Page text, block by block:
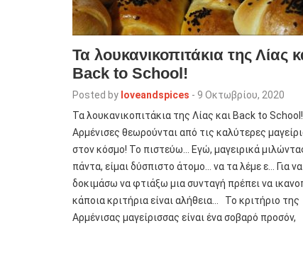
Τα λουκανικοπιτάκια της Λίας
Back to School!
Posted by loveandspices - 9 Οκτωβρίου, 2020
Τα λουκανικοπιτάκια της Λίας και Back to
Αρμένισες θεωρούνται από τις καλύτερες
στον κόσμο! Το πιστεύω… Εγώ, μαγειρικά
πάντα, είμαι δύσπιστο άτομο… να τα λέμε ε… Για να
δοκιμάσω να φτιάξω μια συνταγή πρέπει να
κάποια κριτήρια είναι αλήθεια… Το κριτήριο της
Αρμένισας μαγείρισσας είναι ένα σοβαρό προσόν,